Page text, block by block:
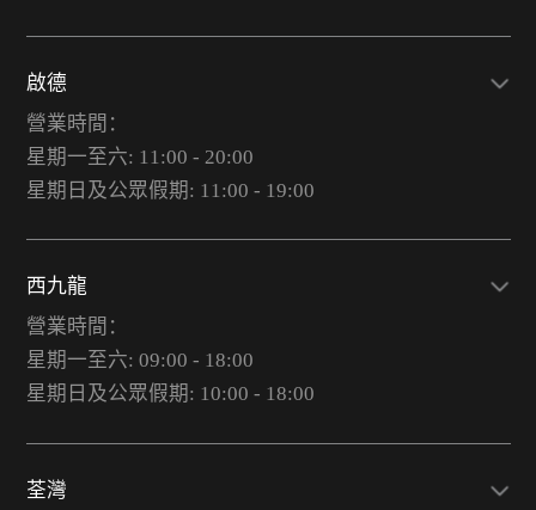
啟德
營業時間：
星期一至六: 11:00 - 20:00
星期日及公眾假期: 11:00 - 19:00
西九龍
營業時間：
星期一至六: 09:00 - 18:00
星期日及公眾假期: 10:00 - 18:00
荃灣